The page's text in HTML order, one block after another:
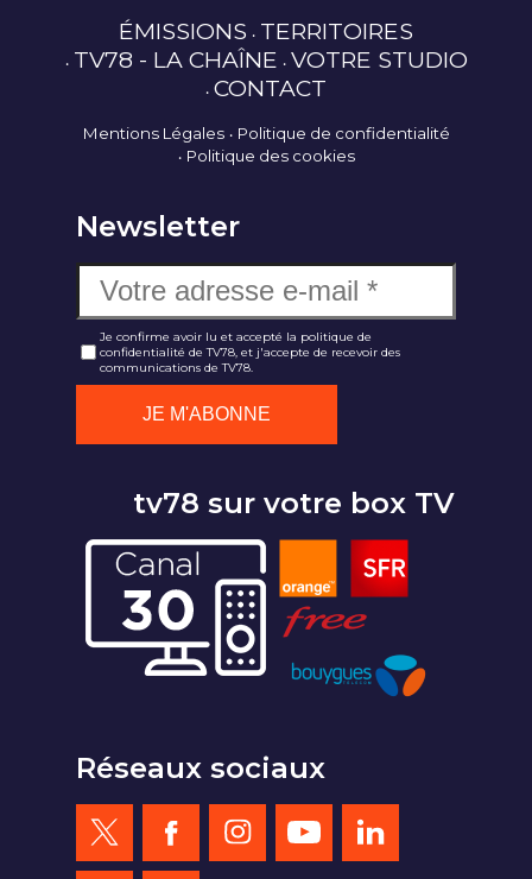
ÉMISSIONS TERRITOIRES
TV78 - LA CHAÎNE VOTRE STUDIO
CONTACT
Mentions Légales
Politique de confidentialité
Politique des cookies
Newsletter
Je confirme avoir lu et accepté la politique de
confidentialité de TV78, et j'accepte de recevoir des
communications de TV78.
tv78 sur votre box TV
Réseaux sociaux